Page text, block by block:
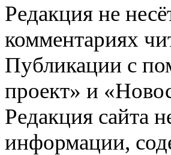
Редакция не
комментариях
Публикации с
проект» и
Редакция сайта
информации,